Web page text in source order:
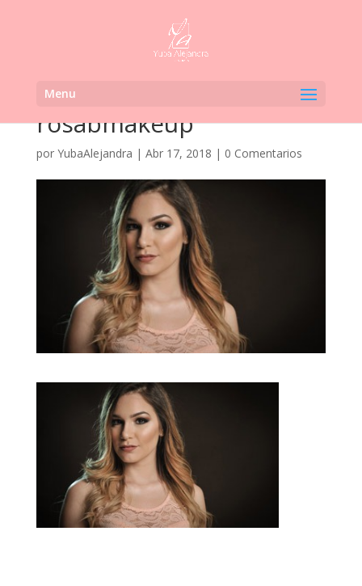
Menu
rosabmakeup
por YubaAlejandra | Abr 17, 2018 | 0 Comentarios